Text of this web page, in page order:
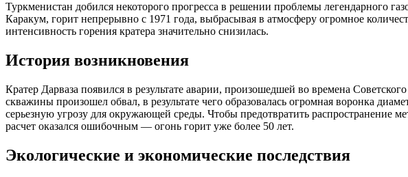
Туркменистан добился некоторого прогресса в решении проблемы легендарного
Каракум, горит непрерывно с 1971 года, выбрасывая в атмосферу огромное
интенсивность горения кратера значительно снизилась.
История возникновения
Кратер Дарваза появился в результате аварии, произошедшей во времена
скважины произошел обвал, в результате чего образовалась огромная воронка
серьезную угрозу для окружающей среды. Чтобы предотвратить распространение
расчет оказался ошибочным — огонь горит уже более 50 лет.
Экологические и экономические последствия